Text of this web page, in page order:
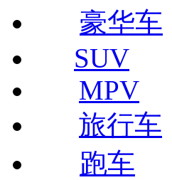
豪华车
SUV
MPV
旅行车
跑车